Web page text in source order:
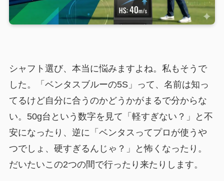
シャフト選び、本当に悩みますよね。私もそうで
した。「ベンタスブルーの5S」って、名前は知っ
てるけど自分に合うのかどうかがまるで分からな
い。50g台という数字を見て「軽すぎない？」と不
安になったり、逆に「ベンタスってプロが使うや
つでしょ、硬すぎるんじゃ？」と怖くなったり。
だいたいこの2つの間で行ったり来たりします。